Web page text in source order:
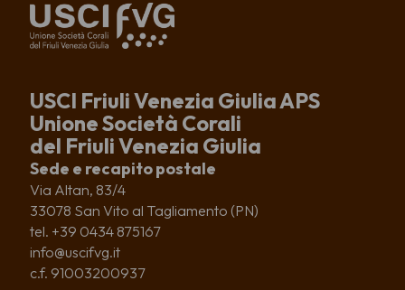
USCI Friuli Venezia Giulia APS
Unione Società Corali
del Friuli Venezia Giulia
Sede e recapito postale
Via Altan, 83/4
33078 San Vito al Tagliamento (PN)
tel. +39 0434 875167
info@uscifvg.it
c.f. 91003200937